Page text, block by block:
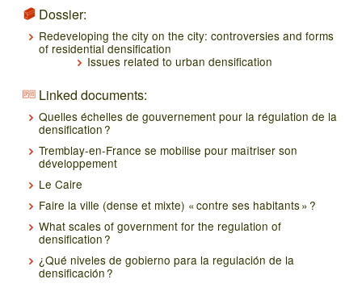
Dossier:
Redeveloping the city on the city: controversies and forms
of residential densification
Issues related to urban densification
Linked documents:
Quelles échelles de gouvernement pour la régulation de la
densification ?
Tremblay-en-France se mobilise pour maîtriser son
développement
Le Caire
Faire la ville (dense et mixte) « contre ses habitants » ?
What scales of government for the regulation of
densification ?
¿Qué niveles de gobierno para la regulación de la
densificación ?